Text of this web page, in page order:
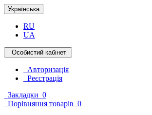
Українська
RU
UA
Особистий кабінет
Авторизація
Реєстрація
Закладки 0
Порівняння товарів 0